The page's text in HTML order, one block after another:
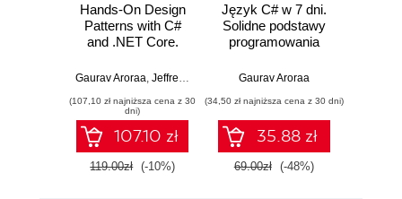
Hands-On Design
Patterns with C#
and .NET Core.
maintainable code
solutions to
common software
design problems
Gaurav Aroraa Jeffrey Chilberto
(107,10 zł najniższa cena z 30
dni)
107.10 zł
119.00zł (-10%)
Język C# w 7 dni.
Solidne podstawy
programowania
Gaurav Aroraa
(34,50 zł najniższa cena z 30 dni)
35.88 zł
69.00zł (-48%)